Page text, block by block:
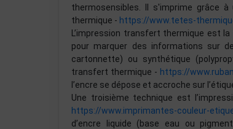
thermosensibles. Il s'imprime grâce
thermique - https://www.tetes-
L’impression transfert thermique est
pour marquer des informations sur
cartonnette) ou synthétique
transfert thermique - https://
l’encre se dépose et accroche sur
Une troisième technique est
https://www.imprimantes-couleur-
d’encre liquide (base eau ou